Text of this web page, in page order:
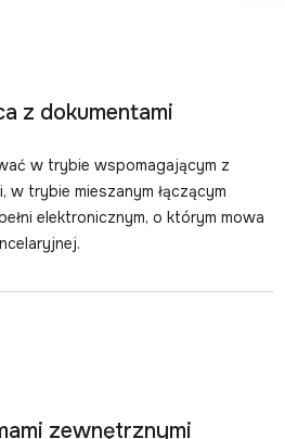
z dokumentami
w trybie wspomagającym z
w trybie mieszanym łączącym
elektronicznym, o którym mowa
zewnętrznymi